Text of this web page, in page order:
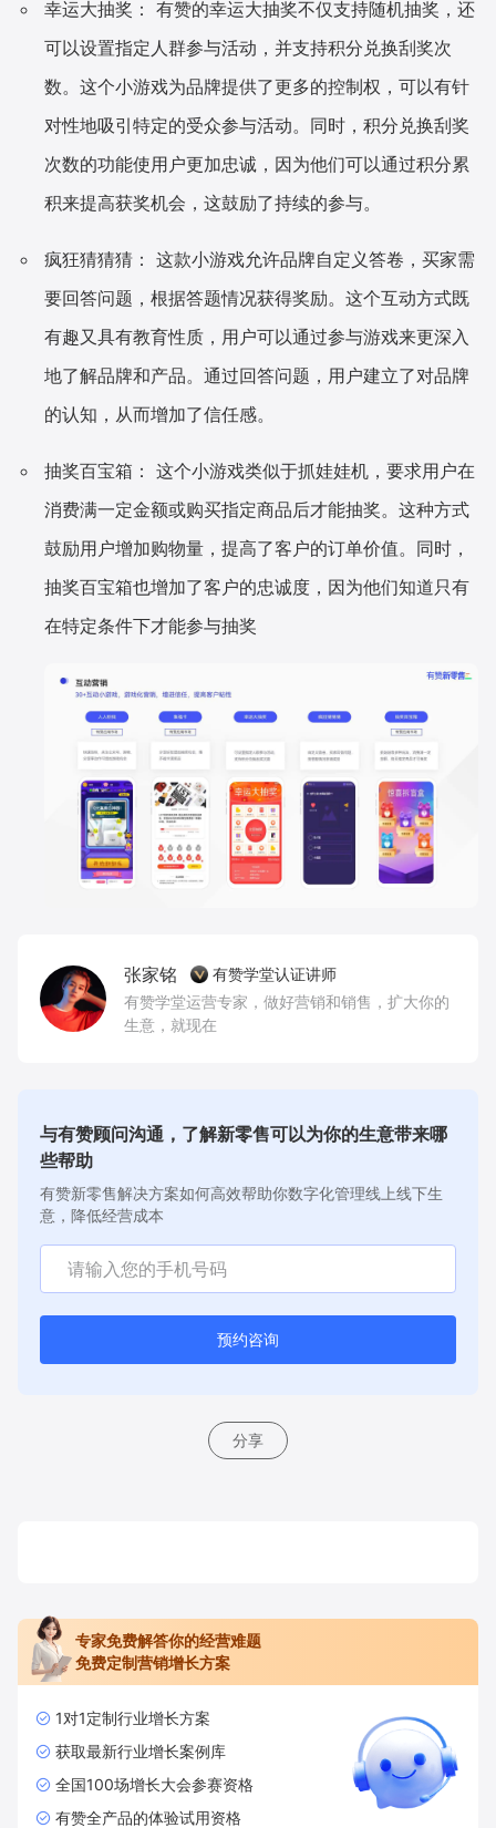
幸运大抽奖： 有赞的幸运大抽奖不仅支持随机抽奖，还
可以设置指定人群参与活动，并支持积分兑换刮奖次
数。这个小游戏为品牌提供了更多的控制权，可以有针
对性地吸引特定的受众参与活动。同时，积分兑换刮奖
次数的功能使用户更加忠诚，因为他们可以通过积分累
积来提高获奖机会，这鼓励了持续的参与。
疯狂猜猜猜： 这款小游戏允许品牌自定义答卷，买家需
要回答问题，根据答题情况获得奖励。这个互动方式既
有趣又具有教育性质，用户可以通过参与游戏来更深入
地了解品牌和产品。通过回答问题，用户建立了对品牌
的认知，从而增加了信任感。
抽奖百宝箱： 这个小游戏类似于抓娃娃机，要求用户在
消费满一定金额或购买指定商品后才能抽奖。这种方式
鼓励用户增加购物量，提高了客户的订单价值。同时，
抽奖百宝箱也增加了客户的忠诚度，因为他们知道只有
在特定条件下才能参与抽奖
张家铭
有赞学堂认证讲师
有赞学堂运营专家，做好营销和销售，扩大你的
生意，就现在
与有赞顾问沟通，了解新零售可以为你的生意带来哪
些帮助
有赞新零售解决方案如何高效帮助你数字化管理线上线下生
意，降低经营成本
预约咨询
分享
专家免费解答你的经营难题
免费定制营销增长方案
1对1定制行业增长方案
获取最新行业增长案例库
全国100场增长大会参赛资格
有赞全产品的体验试用资格